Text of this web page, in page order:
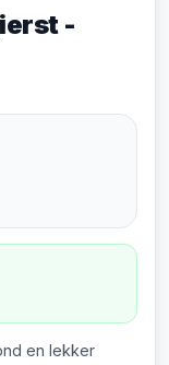
-
en lekker